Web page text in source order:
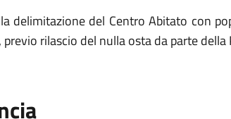
delimitazione del Centro Abitato con
rilascio del nulla osta da parte della